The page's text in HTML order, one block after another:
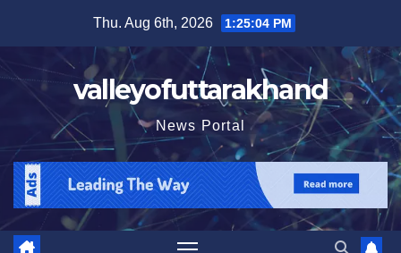
content
Thu. Aug 6th, 2026 1:25:06 PM
valleyofuttarakhand
News Portal